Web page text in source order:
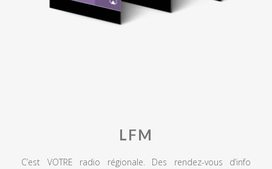
LFM
C’est VOTRE radio régionale. Des rendez-vous d’info